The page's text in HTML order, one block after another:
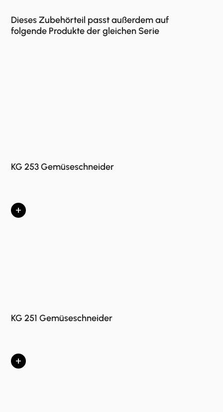
Dieses Zubehörteil passt außerdem auf
folgende Produkte der gleichen Serie
KG 253 Gemüseschneider
+
KG 251 Gemüseschneider
+